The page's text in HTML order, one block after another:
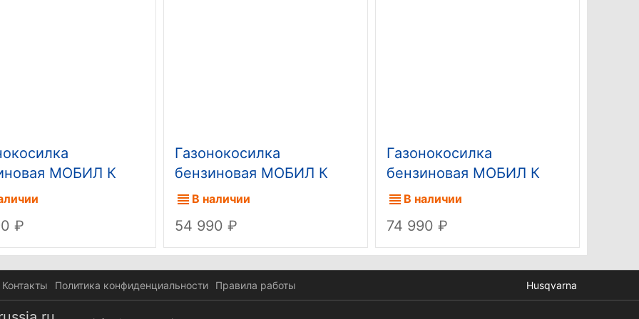
МОБИЛ К
ПРЕМИУМ
Газонокосилка
бензиновая МОБИЛ К
XM561 ПРО
В наличии
54 990
Газонокосилка
бензиновая МОБИЛ К
XM552 ПРЕМИУМ
В наличии
74 990
Контакты Политика конфиденциальности Правила работы Husqvarna